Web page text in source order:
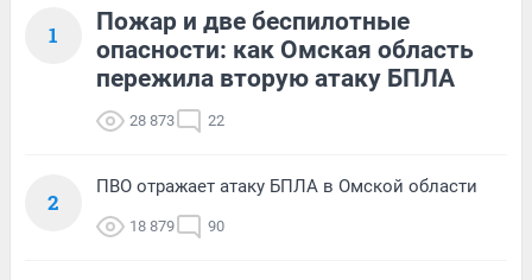
1
Пожар и две беспилотные
опасности: как Омская область
пережила вторую атаку БПЛА
28 873 22
2
ПВО отражает атаку БПЛА в Омской области
18 879 90